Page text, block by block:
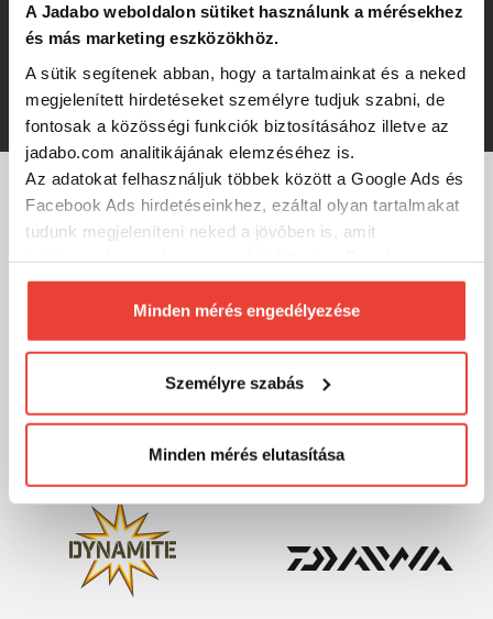
A Jadabo weboldalon sütiket használunk a mérésekhez
és más marketing eszközökhöz.
A sütik segítenek abban, hogy a tartalmainkat és a neked
megjelenített hirdetéseket személyre tudjuk szabni, de
fontosak a közösségi funkciók biztosításához illetve az
jadabo.com analitikájának elemzéséhez is.
Az adatokat felhasználjuk többek között a Google Ads és
Facebook Ads hirdetéseinkhez, ezáltal olyan tartalmakat
tudunk megjeleníteni neked a jövőben is, amit
biztosításához arra kérünk, hogy engedd meg
számunkra minden mérés használatát.
Természetesensoha semmilyen formában nem fogunk
megváltoztathatod a döntésed ezzel kapcsolatban.
Előre is köszönjük!
Minden mérés engedélyezése
Személyre szabás
Minden mérés elutasítása
Rapture Windex Leap RT
30/5g,támolygó villantó
1 892 Ft
MÁRKÁINK